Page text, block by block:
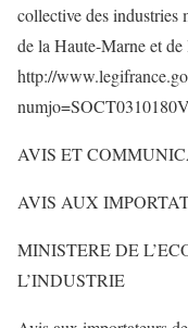
collective des industries
de la Haute-Marne et de
http://
numjo=SOCT0310180V
AVIS ET
AVIS AUX
MINISTERE DE
L’INDUSTRIE